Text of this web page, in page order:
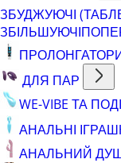
ЗБУДЖУЮЧІ
ЗБІЛЬШУЮЧІ
ДЛЯ ПАР
WE-VIBE ТА
АНАЛЬНІ
АНАЛЬНИЙ